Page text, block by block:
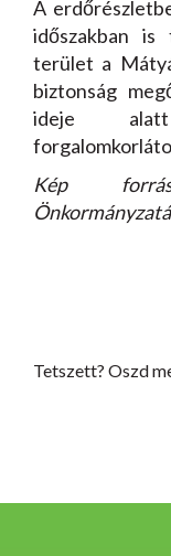
A
időszakban
terület a
biztonság
ideje
Kép
Tetszett? Oszd